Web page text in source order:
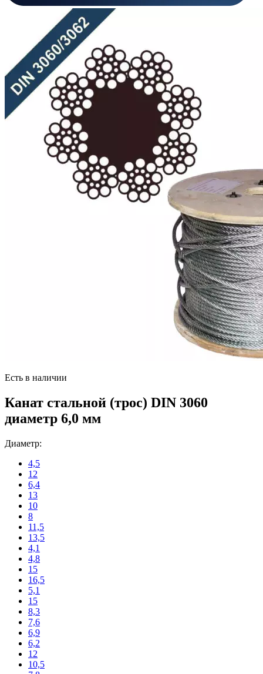
Есть в наличии
Канат стальной (трос) DIN 3060
диаметр 6,0 мм
Диаметр:
4,5
12
6,4
13
10
8
11,5
13,5
4,1
4,8
15
16,5
5,1
15
8,3
7,6
6,9
6,2
12
10,5